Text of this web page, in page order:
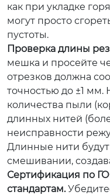
как при укладке
могут просто
пустоты.
Проверка длины
мешка и просейте
отрезков должна
точностью до ±1
количества пыли
длинных нитей
неисправности
Длинные нити будут
смешивании,
Сертификация по
стандартам.